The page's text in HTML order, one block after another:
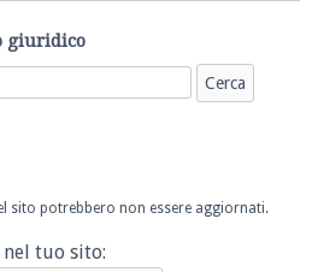
giuridico
sito potrebbero non essere aggiornati.
tuo sito: